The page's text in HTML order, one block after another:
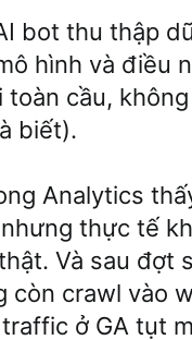
bot thu thập
hình và điều
toàn cầu,
biết).
Analytics
thực tế
Và sau đợt
còn crawl vào
ở GA tụt